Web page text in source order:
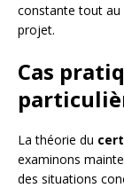
constante tout au
projet.
Cas
La théorie du
examinons
des situations